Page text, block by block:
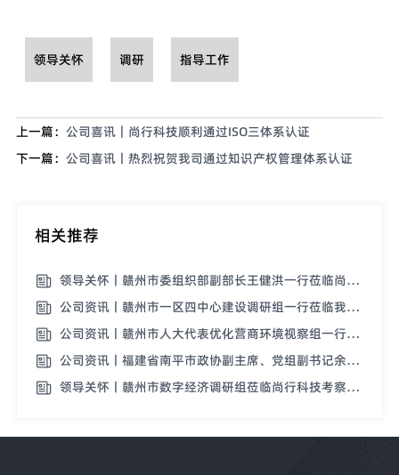
领导关怀 调研 指导工作
上一篇： 公司喜讯｜尚行科技顺利通过ISO三体系认证
下一篇： 公司喜讯丨热烈祝贺我司通过知识产权管理体系认证
相关推荐
领导关怀丨赣州市委组织部副部长王健洪一行莅临尚行科技调研指导
公司资讯丨赣州市一区四中心建设调研组一行莅临我司视察
公司资讯丨赣州市人大代表优化营商环境视察组一行莅临我司视察
公司资讯丨福建省南平市政协副主席、党组副书记余建坤一行莅临尚行科技考察调研
领导关怀丨赣州市数字经济调研组莅临尚行科技考察调研